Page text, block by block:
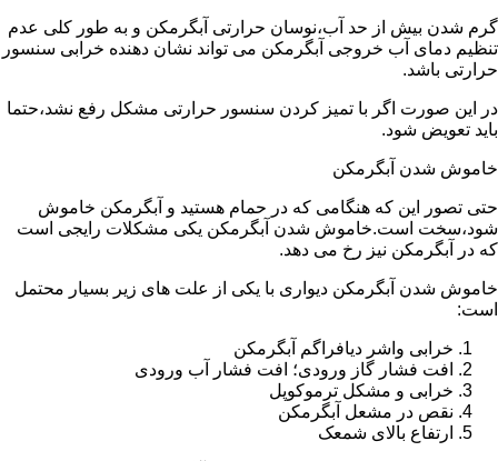
گرم شدن بیش از حد آب،نوسان حرارتی آبگرمکن و به طور کلی عدم
تنظیم دمای آب خروجی آبگرمکن می تواند نشان دهنده خرابی سنسور
حرارتی باشد.
در این صورت اگر با تمیز کردن سنسور حرارتی مشکل رفع نشد،حتما
باید تعویض شود.
خاموش شدن آبگرمکن
حتی تصور این که هنگامی که در حمام هستید و آبگرمکن خاموش
شود،سخت است.خاموش شدن آبگرمکن یکی مشکلات رایجی است
که در آبگرمکن نیز رخ می دهد.
خاموش شدن آبگرمکن دیواری با یکی از علت های زیر بسیار محتمل
است:
خرابی واشر دیافراگم آبگرمکن
افت فشار گاز ورودی؛ افت فشار آب ورودی
خرابی و مشکل ترموکوپل
نقص در مشعل آبگرمکن
ارتفاع بالای شمعک